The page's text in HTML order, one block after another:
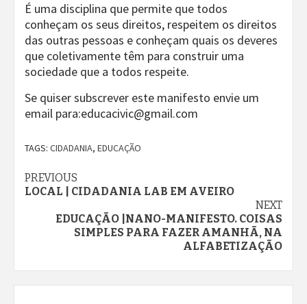
É uma disciplina que permite que todos
conheçam os seus direitos, respeitem os direitos
das outras pessoas e conheçam quais os deveres
que coletivamente têm para construir uma
sociedade que a todos respeite.
Se quiser subscrever este manifesto envie um
email para:educacivic@gmail.com
TAGS: CIDADANIA, EDUCAÇÃO
Continue
Reading
PREVIOUS
LOCAL | CIDADANIA LAB EM AVEIRO
NEXT
EDUCAÇÃO |NANO-MANIFESTO. COISAS
SIMPLES PARA FAZER AMANHÃ, NA
ALFABETIZAÇÃO